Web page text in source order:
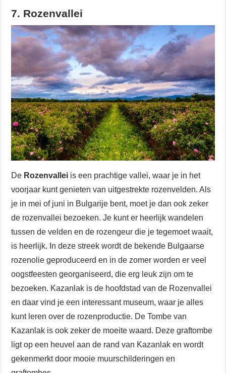
7. Rozenvallei
De Rozenvallei is een prachtige vallei, waar je in het
voorjaar kunt genieten van uitgestrekte rozenvelden. Als
je in mei of juni in Bulgarije bent, moet je dan ook zeker
de rozenvallei bezoeken. Je kunt er heerlijk wandelen
tussen de velden en de rozengeur die je tegemoet waait,
is heerlijk. In deze streek wordt de bekende Bulgaarse
rozenolie geproduceerd en in de zomer worden er veel
oogstfeesten georganiseerd, die erg leuk zijn om te
bezoeken. Kazanlak is de hoofdstad van de Rozenvallei
en daar vind je een interessant museum, waar je alles
kunt leren over de rozenproductie. De Tombe van
Kazanlak is ook zeker de moeite waard. Deze graftombe
ligt op een heuvel aan de rand van Kazanlak en wordt
gekenmerkt door mooie muurschilderingen en